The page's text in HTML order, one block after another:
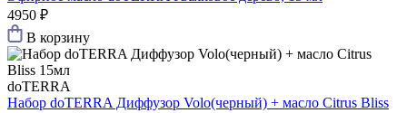
4950 ₽
В корзину
doTERRA
Набор doTERRA Диффузор Volo(черный) + масло Citrus Bliss